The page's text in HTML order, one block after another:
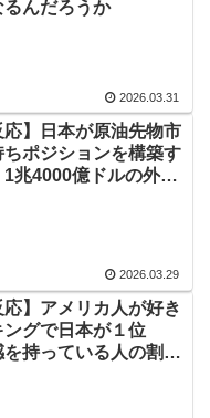
表森保一監督、退任
野には入れていま
可能【海外の反応】
おうと僕は日本人」
の夏の風物詩に海外が
火が誤作動し火災発
中村敬斗に複数オファ
の残留の可能性浮上！
反応】
夢厨だなんて普通は誰
んだろうか
2026.03.31
応】日本が原油先物市
ポジションを構築す
1兆4000億ドルの外貨
2026.03.29
応】アメリカ人が好き
グで日本が１位
持っている人の割合